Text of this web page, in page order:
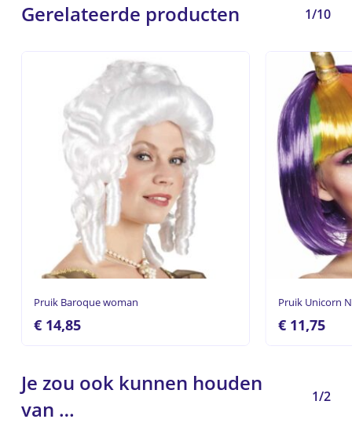
Gerelateerde producten 1/10
Pruik Baroque woman
€14,85
Pruik Unicorn
€11,75
Je zou ook kunnen houden
van …
1/2